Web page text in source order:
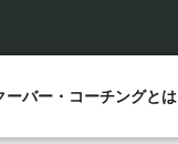
ーバー・コーチングとは